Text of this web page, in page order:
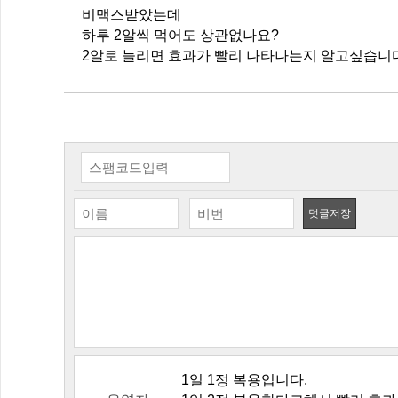
비맥스받았는데
하루 2알씩 먹어도 상관없나요?
2알로 늘리면 효과가 빨리 나타나는지 알고싶습니
덧글저장
1일 1정 복용입니다.